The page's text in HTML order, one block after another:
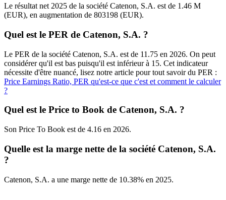
Le résultat net 2025 de la société Catenon, S.A. est de 1.46 M
(EUR), en augmentation de 803198 (EUR).
Quel est le PER de Catenon, S.A. ?
Le PER de la société Catenon, S.A. est de 11.75 en 2026. On peut
considérer qu'il est bas puisqu'il est inférieur à 15. Cet indicateur
nécessite d'être nuancé, lisez notre article pour tout savoir du PER :
Price Earnings Ratio, PER qu'est-ce que c'est et comment le calculer
?
Quel est le Price to Book de Catenon, S.A. ?
Son Price To Book est de 4.16 en 2026.
Quelle est la marge nette de la société Catenon, S.A.
?
Catenon, S.A. a une marge nette de 10.38% en 2025.